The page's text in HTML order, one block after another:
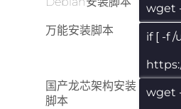
wget
万能安装脚本 if [ -f
国产龙芯架构安装
脚本
wget